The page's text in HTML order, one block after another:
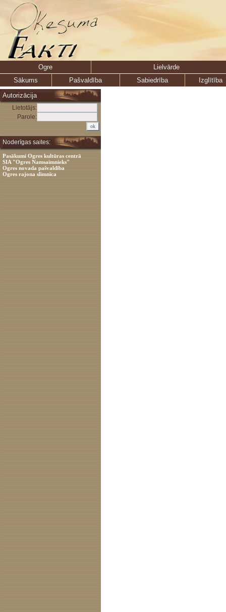
Ogre
Lielvārde
Sākums
Pašvaldība Sabiedrība
Izglītība
Autorizācija
Lietotājs:
Parole:
Noderīgas saites:
Pasākumi Ogres kultūras centrā
SIA "Ogres Namsaimnieks"
Ogres novada pašvaldība
Ogres rajona slimnīca